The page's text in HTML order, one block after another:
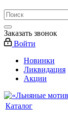
Заказать звонок
Войти
Новинки
Ликвидация
Акции
Каталог